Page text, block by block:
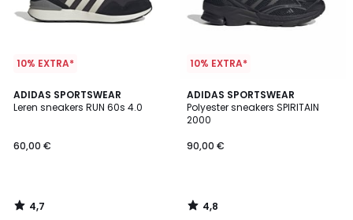
10% EXTRA*
ADIDAS SPORTSWEAR
Leren sneakers RUN 60s 4.0
60,00 €
4,7
/ 5
4,7
/
10% EXTRA*
ADIDAS SPORTSWEAR
Polyester sneakers SPIRITAIN
2000
90,00 €
4,8
/ 5
4,8
/